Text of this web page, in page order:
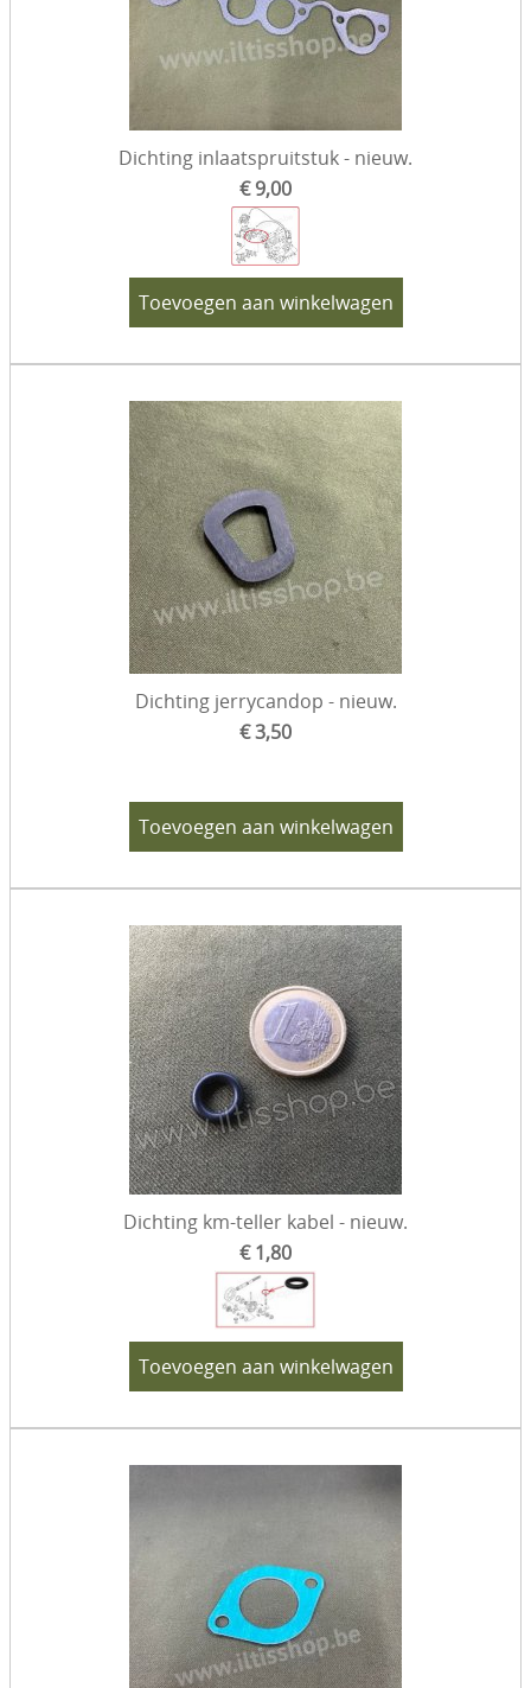
Dichting inlaatspruitstuk - nieuw.
€ 9,00
Toevoegen aan winkelwagen
Dichting jerrycandop - nieuw.
€ 3,50
Toevoegen aan winkelwagen
Dichting km-teller kabel - nieuw.
€ 1,80
Toevoegen aan winkelwagen